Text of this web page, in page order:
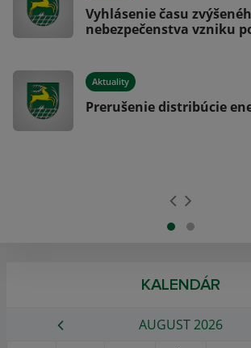
Vyhlásenie času
nebezpečenstva vzniku
Aktuality
Prerušenie distribúcie
KALENDÁR
AUGUST 2026